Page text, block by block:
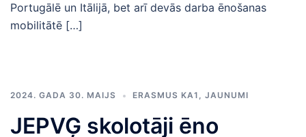
Portugālē un Itālijā, bet arī devās darba ēnošanas
mobilitātē […]
2024. GADA 30. MAIJS ERASMUS KA1 , JAUNUMI
JEPVĢ skolotāji ēno